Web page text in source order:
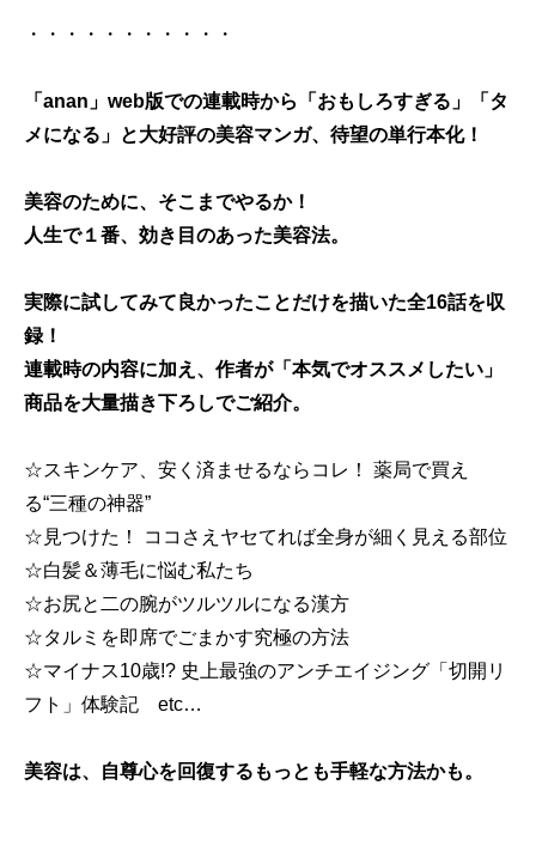
・・・・・・・・・・・
「anan」web版での連載時から「おもしろすぎる」「タ
メになる」と大好評の美容マンガ、待望の単行本化！
美容のために、そこまでやるか！
人生で１番、効き目のあった美容法。
実際に試してみて良かったことだけを描いた全16話を収
録！
連載時の内容に加え、作者が「本気でオススメしたい」
商品を大量描き下ろしでご紹介。
☆スキンケア、安く済ませるならコレ！ 薬局で買え
る“三種の神器”
☆見つけた！ ココさえヤセてれば全身が細く見える部位
☆白髪＆薄毛に悩む私たち
☆お尻と二の腕がツルツルになる漢方
☆タルミを即席でごまかす究極の方法
☆マイナス10歳!? 史上最強のアンチエイジング「切開リ
フト」体験記 etc…
美容は、自尊心を回復するもっとも手軽な方法かも。